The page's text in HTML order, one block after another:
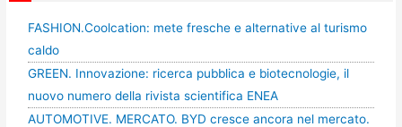
FASHION.Coolcation: mete fresche e alternative al turismo
caldo
GREEN. Innovazione: ricerca pubblica e biotecnologie, il
nuovo numero della rivista scientifica ENEA
AUTOMOTIVE. MERCATO. BYD cresce ancora nel mercato.